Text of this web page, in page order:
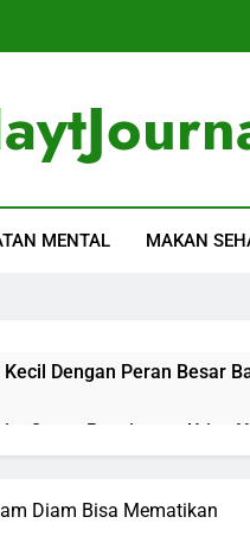
MENTAL MAKAN
Dengan Peran Besar
Organ Penyimpan Urine
Diam Bisa Mematikan